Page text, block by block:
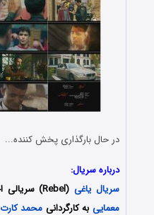
در حال بارگذاری پخش کننده...
درباره سریال:
سریال یاغی(Rebel) سریالی اجتماعی،
معمایی به کارگردانی محمد کارت